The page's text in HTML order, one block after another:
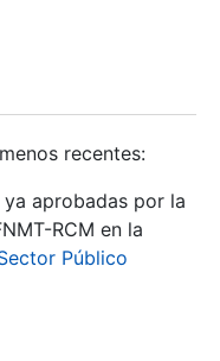
recentes:
ya aprobadas por la
RCM en la
Público